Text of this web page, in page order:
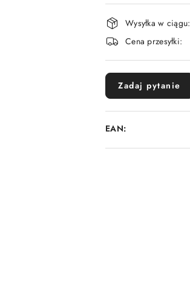
Dostępność
i
dostawa
Wysyłka w ciągu:
Cena przesyłki:
Zadaj pytanie
EAN: